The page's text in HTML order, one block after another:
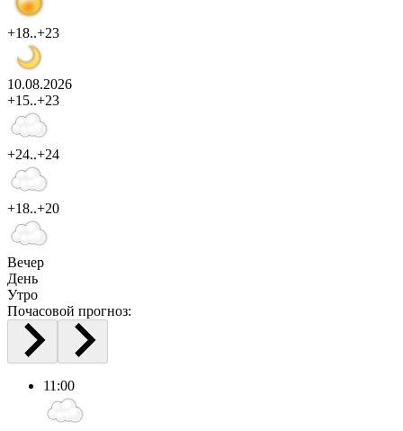
+18..+23
10.08.2026
+15..+23
+24..+24
+18..+20
Вечер
День
Утро
Почасовой прогноз:
11:00